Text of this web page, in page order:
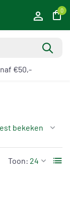
0
€50,-
Toon: